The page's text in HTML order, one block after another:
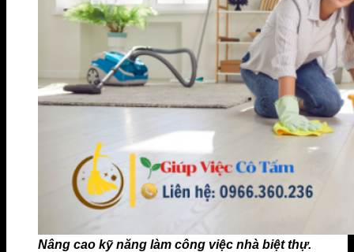
Nâng cao kỹ năng làm công việc nhà biệt thự.